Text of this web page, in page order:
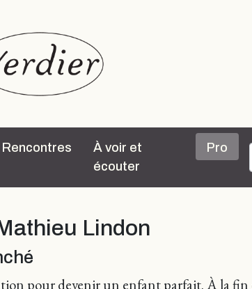
Rencontres
À voir et
écouter
Pro
Lindon
pour devenir un enfant parfait. À la fin